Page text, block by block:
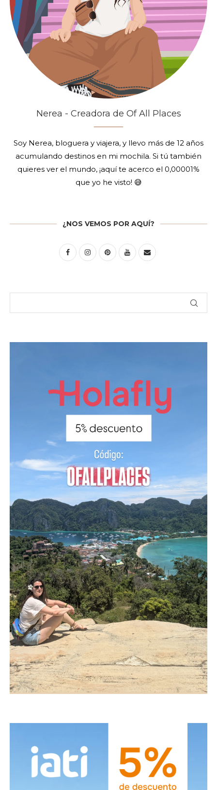
Nerea - Creadora de Of All Places
Soy Nerea, bloguera y viajera, y llevo más de 12 años
acumulando destinos en mi mochila. Si tú también
quieres ver el mundo, ¡aquí te acerco el 0,00001%
que yo he visto! 😅
¿NOS VEMOS POR AQUÍ?